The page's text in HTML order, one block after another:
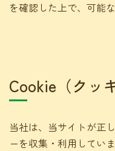
を確認した上で、可能
Cookie（クッ
当社は、当サイトが正
ーを収集・利用してい